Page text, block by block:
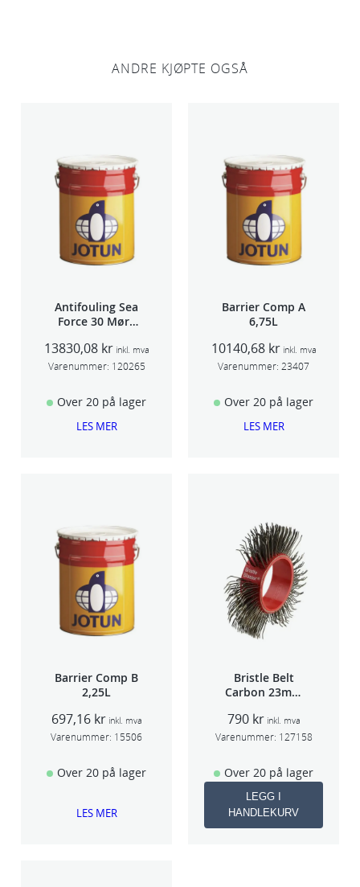
ANDRE KJØPTE OGSÅ
Antifouling Sea
Force 30 Mørk
13830,08 kr inkl. mva
Varenummer: 120265
Over 20 på lager
LES MER
Barrier Comp A
6,75L
10140,68 kr inkl. mva
Varenummer: 23407
Over 20 på lager
LES MER
Barrier Comp B
2,25L
697,16 kr inkl. mva
Varenummer: 15506
Over 20 på lager
LES MER
Bristle Belt
Carbon 23mm
790 kr inkl. mva
Varenummer: 127158
Over 20 på lager
LEGG I
HANDLEKURV